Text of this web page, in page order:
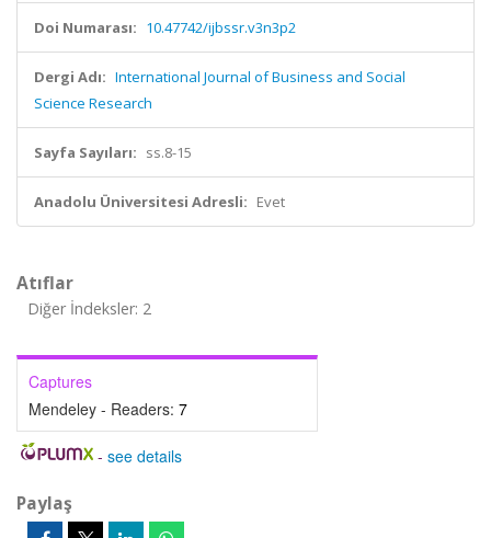
Doi Numarası: 10.47742/ijbssr.v3n3p2
Dergi Adı: International Journal of Business and Social
Science Research
Sayfa Sayıları: ss.8-15
Anadolu Üniversitesi Adresli: Evet
Atıflar
Diğer İndeksler: 2
Captures
Mendeley - Readers: 7
- see details
Paylaş